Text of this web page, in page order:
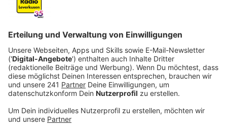
wirtschaftliche Reformen. Hier gibt es erste
Details.
Veröffentlicht:Mittwoch, 07.05.2025 11:49
Anzeige
Der neue Bundeskanzler Friedrich Merz (CDU) hat
seinen ersten Tag im Amt mit klaren Zielen begonnen.
Merz, der sich im Wahlkampf für